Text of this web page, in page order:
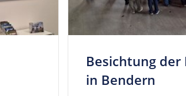
Besich­tung der
in Bendern